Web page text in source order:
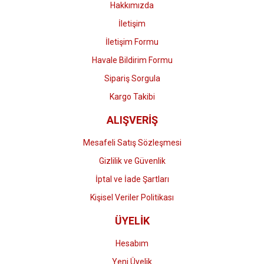
Gönder
Hakkımızda
İletişim
İletişim Formu
Havale Bildirim Formu
Sipariş Sorgula
Kargo Takibi
ALIŞVERİŞ
Mesafeli Satış Sözleşmesi
Gizlilik ve Güvenlik
İptal ve İade Şartları
Kişisel Veriler Politikası
ÜYELİK
Hesabım
Yeni Üyelik